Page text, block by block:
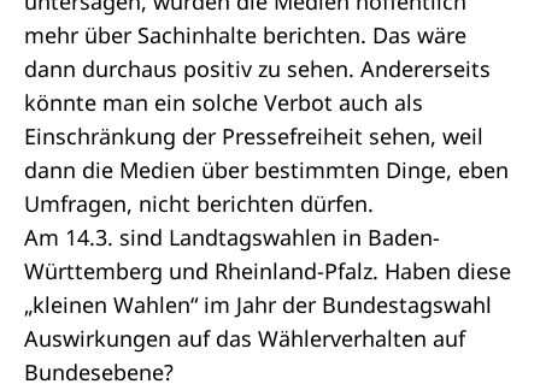
mehr über Sachinhalte berichten. Das wäre
dann durchaus positiv zu sehen. Andererseits
könnte man ein solche Verbot auch als
Einschränkung der Pressefreiheit sehen, weil
dann die Medien über bestimmten Dinge, eben
Umfragen, nicht berichten dürfen.
Am 14.3. sind Landtagswahlen in Baden-
Württemberg und Rheinland-Pfalz. Haben diese
„kleinen Wahlen“ im Jahr der Bundestagswahl
Auswirkungen auf das Wählerverhalten auf
Bundesebene?